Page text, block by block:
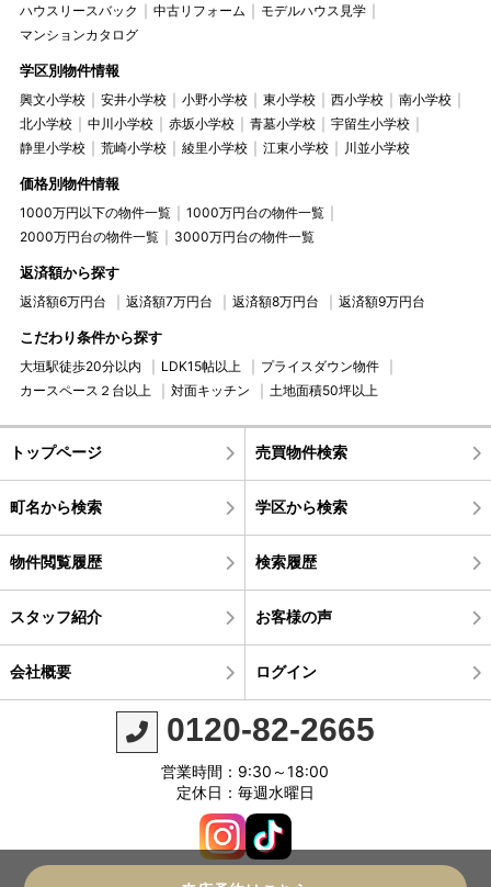
ハウスリースバック 中古リフォーム
モデルハウス見学
マンションカタログ
学区別物件情報
興文小学校 安井小学校 小野小学校 東小学校 西小学校
南小学校
北小学校
中川小学校 赤坂小学校 青墓小学校
宇留生小学校
静里小学校
荒崎小学校 綾里小学校 江東小学校 川並小学校
価格別物件情報
1000万円以下の物件一覧
1000万円台の物件一覧
2000万円台の物件一覧
3000万円台の物件一覧
返済額から探す
返済額6万円台 返済額7万円台 返済額8万円台 返済額9万円台
こだわり条件から探す
大垣駅徒歩20分以内 LDK15帖以上
プライスダウン物件
カースペース２台以上
対面キッチン 土地面積50坪以上
トップページ 売買物件検索
町名から検索 学区から検索
物件閲覧履歴 検索履歴
スタッフ紹介 お客様の声
会社概要 ログイン
0120-82-2665
営業時間：9:30～18:00
定休日：毎週水曜日